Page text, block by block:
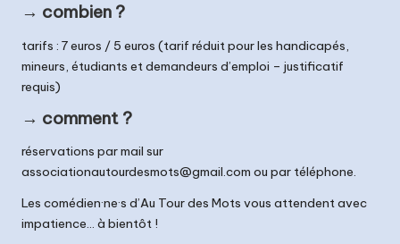
→ combien ?
tarifs : 7 euros / 5 euros (tarif réduit pour les handicapés,
mineurs, étudiants et demandeurs d’emploi – justificatif
requis)
→ comment ?
réservations par mail sur
associationautourdesmots@gmail.com ou par téléphone.
Les comédien·ne·s d’Au Tour des Mots vous attendent avec
impatience… à bientôt !